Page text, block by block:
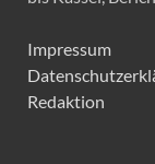
Impressum
Redaktion